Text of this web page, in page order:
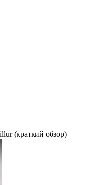
(краткий обзор)